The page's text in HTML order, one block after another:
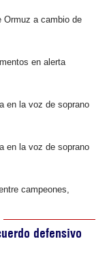
Ormuz a cambio de
en alerta
en la voz de soprano
en la voz de soprano
campeones,
defensivo